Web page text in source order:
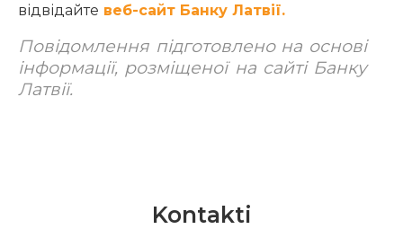
відвідайте веб-сайт Банку Латвії.
Повідомлення підготовлено на основі
інформації, розміщеної на сайті Банку
Латвії.
Kontakti